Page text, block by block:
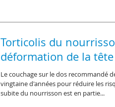
Torticolis du
déformation de la
Le couchage sur le dos recommandé
vingtaine d'années pour réduire les
subite du nourrisson est en partie...